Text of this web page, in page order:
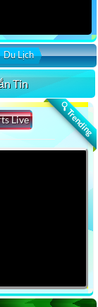
Du Lịch
Tin
🔍 Trending
Live